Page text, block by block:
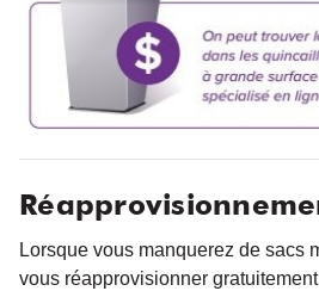
Lorsque vous manquerez de sacs
vous réapprovisionner